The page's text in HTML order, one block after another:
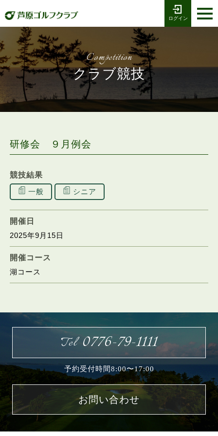
ログイン
お電話でのご予約
Tel 0776-79-1111
ホーム
海コース
湖コース
プレー予約
採用情報
交通アクセス
Competition
クラブ競技
研修会 ９月例会
競技結果
一般
シニア
開催日
2025年9月15日
開催コース
湖コース
Tel 0776-79-1111
予約受付時間8:00〜17:00
お問い合わせ